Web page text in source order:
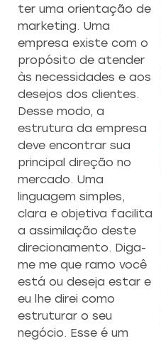
ter uma orientação de
marketing. Uma
empresa existe com o
propósito de atender
às necessidades e aos
desejos dos clientes.
Desse modo, a
estrutura da empresa
deve encontrar sua
principal direção no
mercado. Uma
linguagem simples,
clara e objetiva facilita
a assimilação deste
direcionamento. Diga-
me me que ramo você
está ou deseja estar e
eu lhe direi como
estruturar o seu
negócio. Esse é um